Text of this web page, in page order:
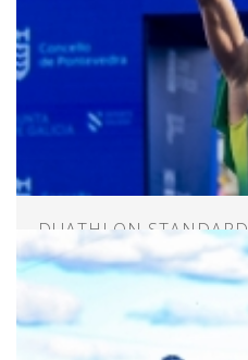
DUATHLON
ESPANHA